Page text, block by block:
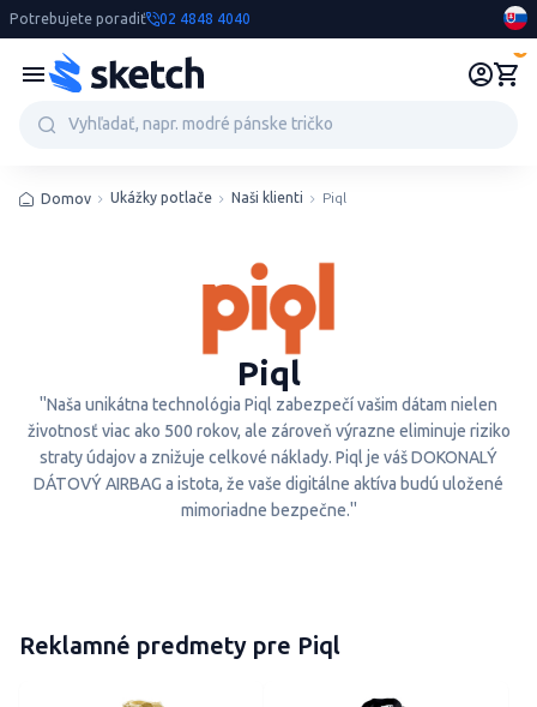
Potrebujete poradiť 02 4848 4040
Domov Ukážky potlače Naši klienti Piql
Piql
"Naša unikátna technológia Piql zabezpečí vašim dátam nielen
životnosť viac ako 500 rokov, ale zároveň výrazne eliminuje riziko
straty údajov a znižuje celkové náklady. Piql je váš DOKONALÝ
DÁTOVÝ AIRBAG a istota, že vaše digitálne aktíva budú uložené
mimoriadne bezpečne."
Reklamné predmety pre Piql